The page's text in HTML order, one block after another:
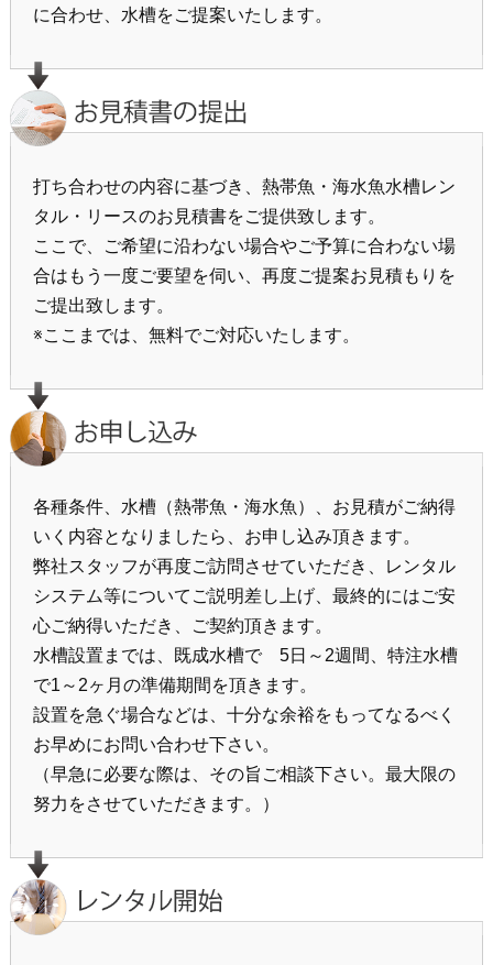
に合わせ、水槽をご提案いたします。
打ち合わせの内容に基づき、熱帯魚・海水魚水槽レン
タル・リースのお見積書をご提供致します。
ここで、ご希望に沿わない場合やご予算に合わない場
合はもう一度ご要望を伺い、再度ご提案お見積もりを
ご提出致します。
※ここまでは、無料でご対応いたします。
各種条件、水槽（熱帯魚・海水魚）、お見積がご納得
いく内容となりましたら、お申し込み頂きます。
弊社スタッフが再度ご訪問させていただき、レンタル
システム等についてご説明差し上げ、最終的にはご安
心ご納得いただき、ご契約頂きます。
水槽設置までは、既成水槽で 5日～2週間、特注水槽
で1～2ヶ月の準備期間を頂きます。
設置を急ぐ場合などは、十分な余裕をもってなるべく
お早めにお問い合わせ下さい。
（早急に必要な際は、その旨ご相談下さい。最大限の
努力をさせていただきます。）